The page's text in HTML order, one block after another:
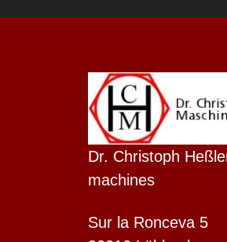
Dr. Christoph
machines
Sur la Ronceva 5
Swedish